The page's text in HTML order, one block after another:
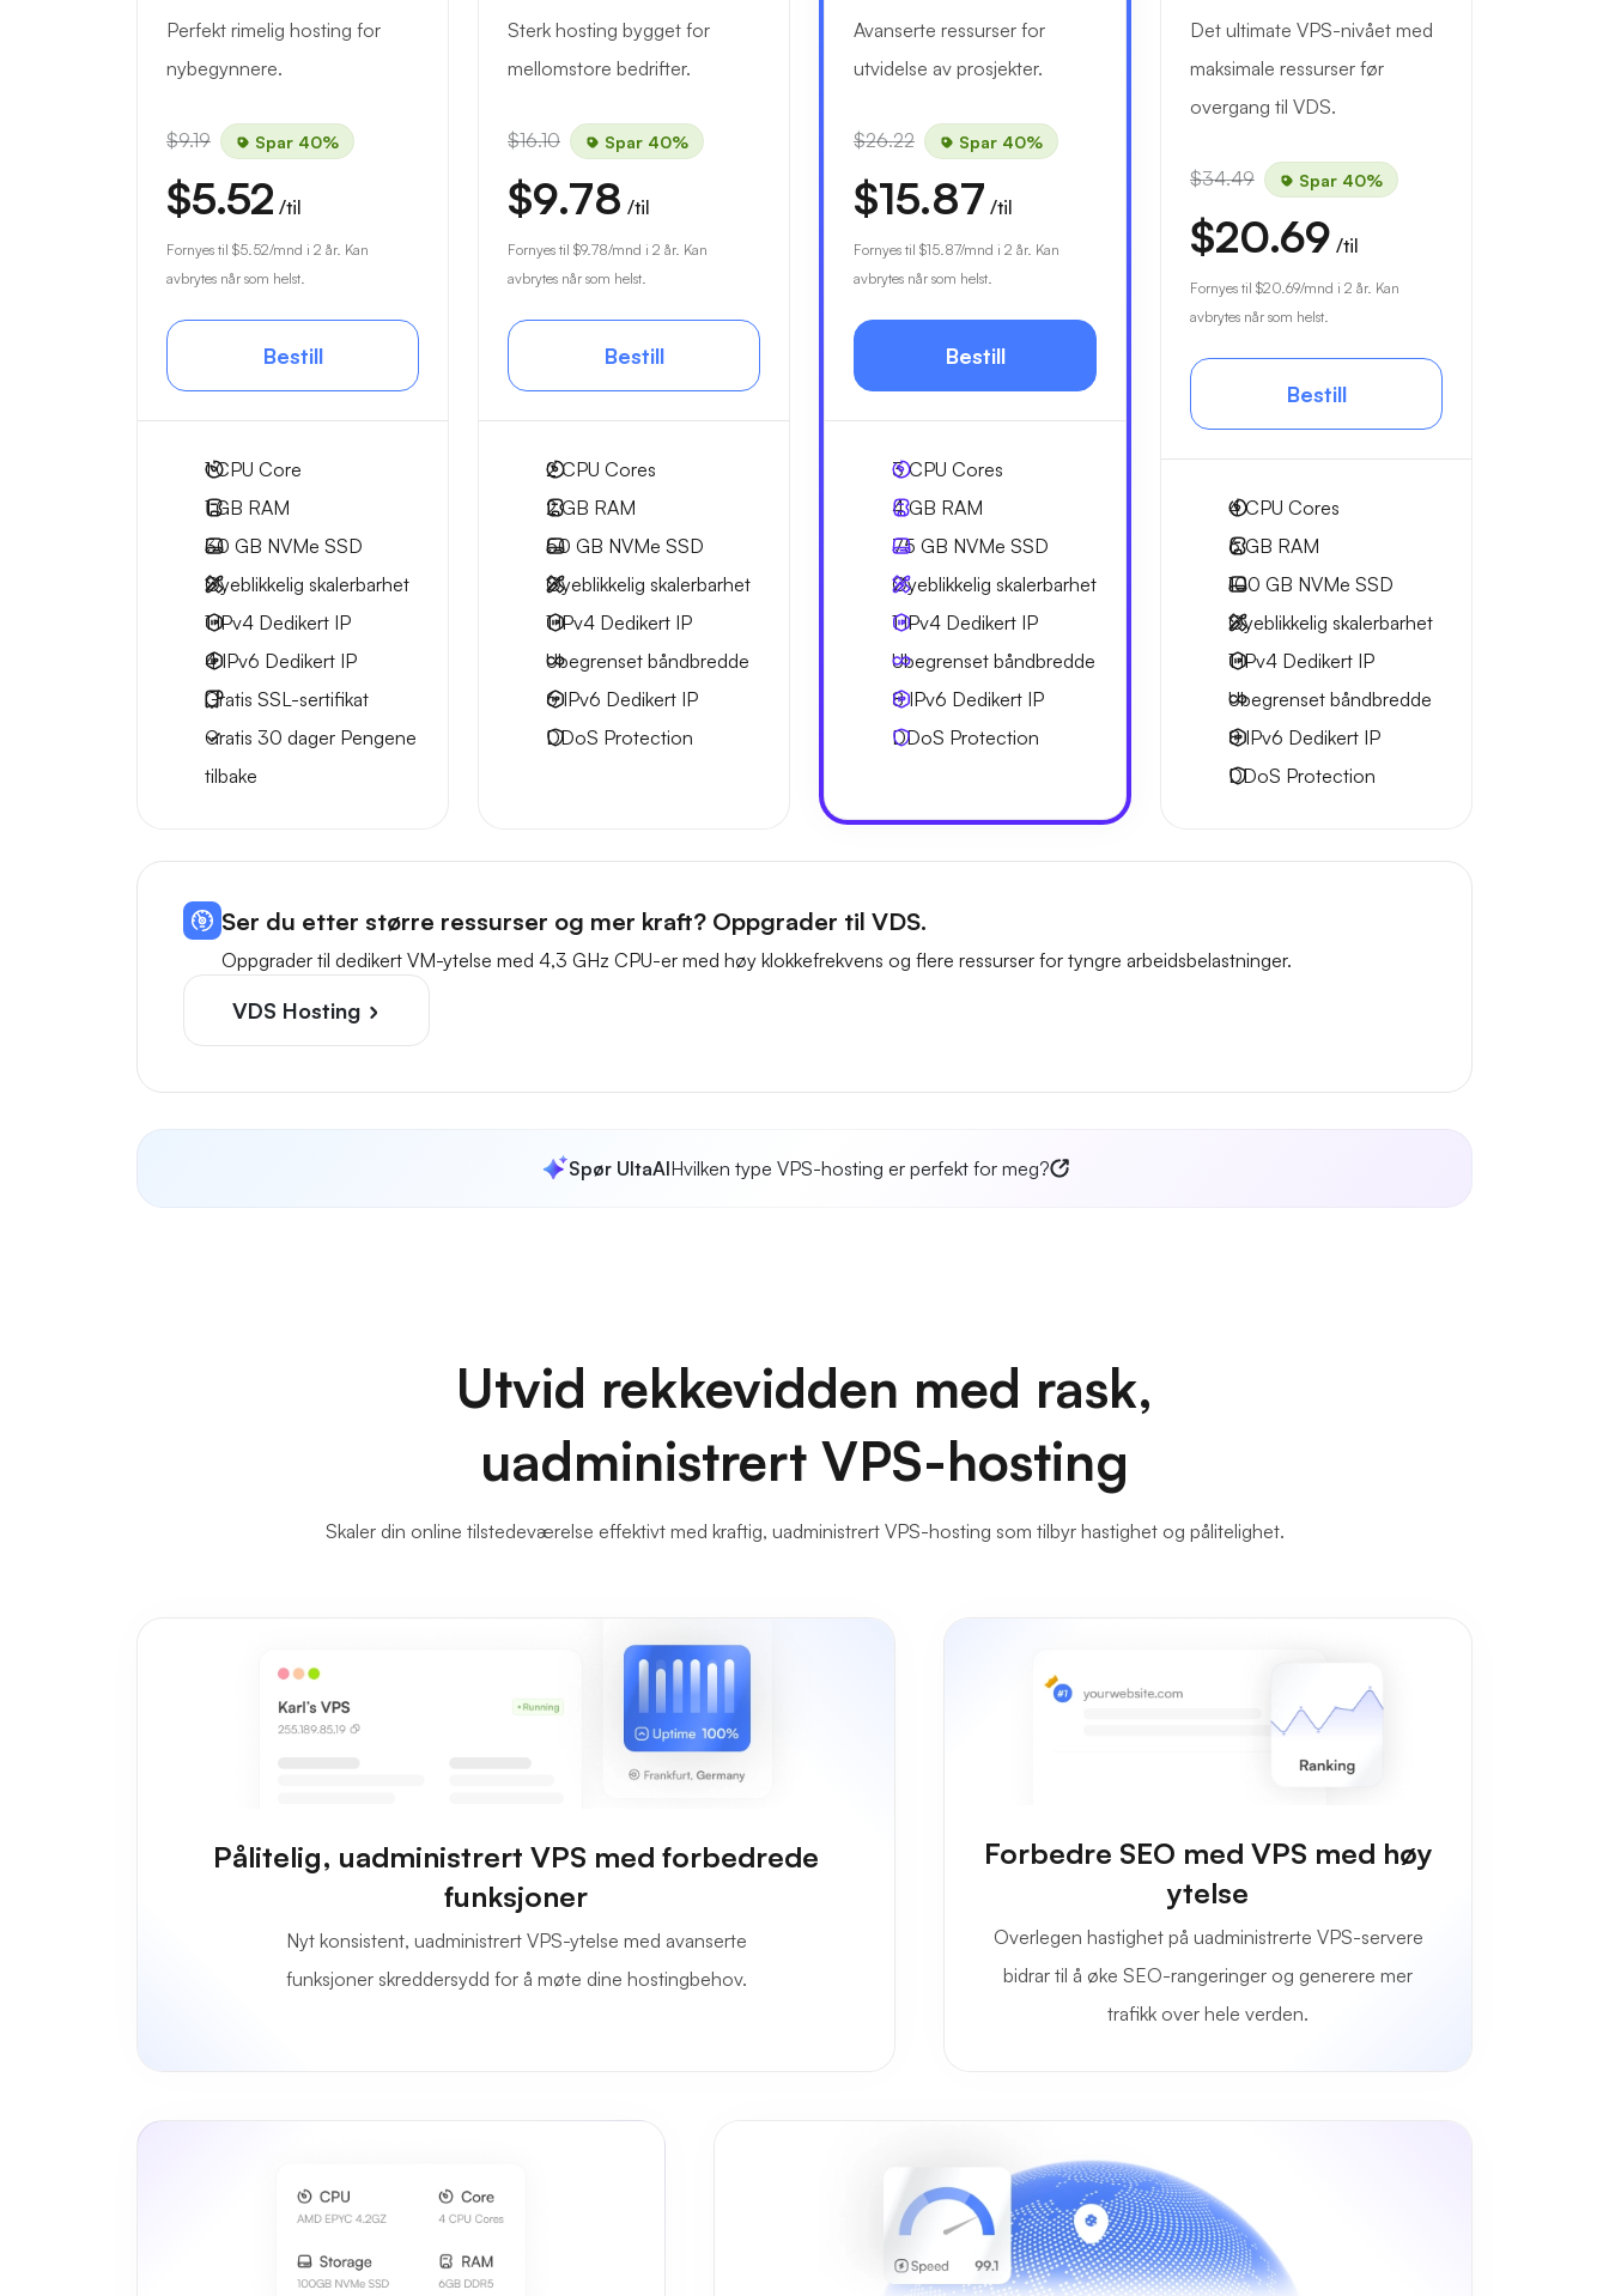
Perfekt rimelig hosting for
nybegynnere.
$9.19 Spar 40%
$5.52 /til
Fornyes til $5.52/mnd i 2 år. Kan
avbrytes når som helst.
Bestill
1CPU Core
1 GB RAM
30 GB NVMe SSD
Øyeblikkelig skalerbarhet
1 IPv4 Dedikert IP
4 IPv6 Dedikert IP
Gratis SSL-sertifikat
Gratis 30 dager Pengene
tilbake
Sterk hosting bygget for
mellomstore bedrifter.
$16.10 Spar 40%
$9.78 /til
Fornyes til $9.78/mnd i 2 år. Kan
avbrytes når som helst.
Bestill
2CPU Cores
2 GB RAM
50 GB NVMe SSD
Øyeblikkelig skalerbarhet
1 IPv4 Dedikert IP
Ubegrenset båndbredde
6 IPv6 Dedikert IP
DDoS Protection
Avanserte ressurser for
utvidelse av prosjekter.
$26.22 Spar 40%
$15.87 /til
Fornyes til $15.87/mnd i 2 år. Kan
avbrytes når som helst.
Bestill
3CPU Cores
4 GB RAM
75 GB NVMe SSD
Øyeblikkelig skalerbarhet
1 IPv4 Dedikert IP
Ubegrenset båndbredde
8 IPv6 Dedikert IP
DDoS Protection
Det ultimate VPS-nivået med
maksimale ressurser før
overgang til VDS.
$34.49 Spar 40%
$20.69 /til
Fornyes til $20.69/mnd i 2 år. Kan
avbrytes når som helst.
Bestill
4CPU Cores
6 GB RAM
100 GB NVMe SSD
Øyeblikkelig skalerbarhet
1 IPv4 Dedikert IP
Ubegrenset båndbredde
8 IPv6 Dedikert IP
DDoS Protection
Ser du etter større ressurser og mer kraft? Oppgrader til VDS.
Oppgrader til dedikert VM-ytelse med 4,3 GHz CPU-er med høy klokkefrekvens og flere ressurser for tyngre arbeidsbelastninger.
VDS Hosting
Spør UltaAIHvilken type VPS-hosting er perfekt for meg?
Utvid rekkevidden med rask,
uadministrert VPS-hosting
Skaler din online tilstedeværelse effektivt med kraftig, uadministrert VPS-hosting som tilbyr hastighet og pålitelighet.
Pålitelig, uadministrert VPS med forbedrede
funksjoner
Nyt konsistent, uadministrert VPS-ytelse med avanserte
funksjoner skreddersydd for å møte dine hostingbehov.
Forbedre SEO med VPS med høy
ytelse
Overlegen hastighet på uadministrerte VPS-servere
bidrar til å øke SEO-rangeringer og generere mer
trafikk over hele verden.